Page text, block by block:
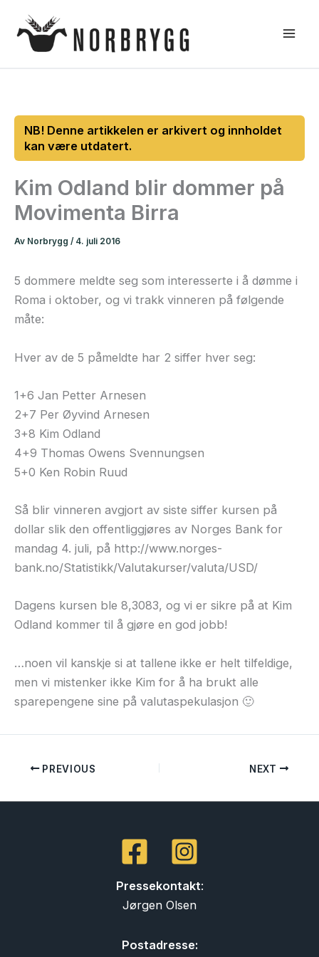
rett
Kim Odland blir dommer på
Movimenta Birra
Av Norbrygg / 4. juli 2016
5 dommere meldte seg som interesserte i å dømme i
Roma i oktober, og vi trakk vinneren på følgende
måte:
Hver av de 5 påmeldte har 2 siffer hver seg:
1+6 Jan Petter Arnesen
2+7 Per Øyvind Arnesen
3+8 Kim Odland
4+9 Thomas Owens Svennungsen
5+0 Ken Robin Ruud
Så blir vinneren avgjort av siste siffer kursen på
dollar slik den offentliggjøres av Norges Bank for
mandag 4. juli, på http://www.norges-
bank.no/Statistikk/Valutakurser/valuta/USD/
Dagens kursen ble 8,3083, og vi er sikre på at Kim
Odland kommer til å gjøre en god jobb!
…noen vil kanskje si at tallene ikke er helt tilfeldige,
men vi mistenker ikke Kim for å ha brukt alle
sparepengene sine på valutaspekulasjon 🙂
PREVIOUS NEXT
Pressekontakt:
Jørgen Olsen
Postadresse: